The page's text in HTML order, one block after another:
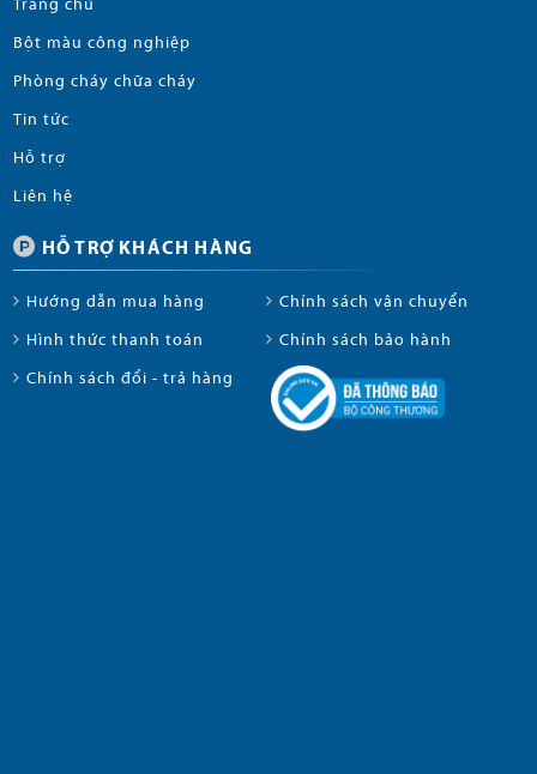
Trang chủ
Bột màu công nghiệp
Phòng cháy chữa cháy
Tin tức
Hỗ trợ
Liên hệ
HỖ TRỢ KHÁCH HÀNG
Hướng dẫn mua hàng Chính sách vận chuyển
Hình thức thanh toán Chính sách bảo hành
Chính sách đổi - trả hàng